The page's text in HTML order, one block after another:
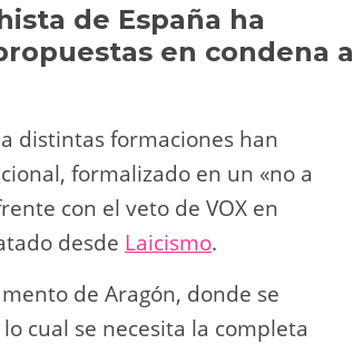
de España ha
en condena a
distintas formaciones han
formalizado en un «no a
con el veto de VOX en
desde Laicismo.
de Aragón, donde se
cual se necesita la completa